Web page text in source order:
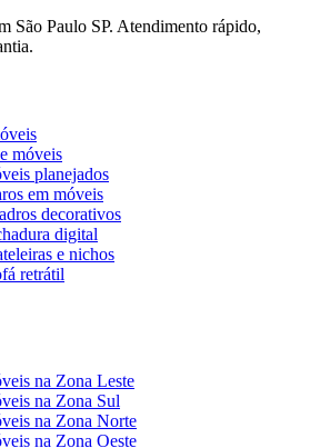
São Paulo SP. Atendimento rápido,
móveis
planejados
em móveis
decorativos
digital
e nichos
retrátil
na Zona Leste
na Zona Sul
na Zona Norte
na Zona Oeste